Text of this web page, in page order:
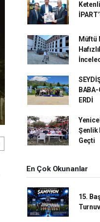
Müftü
ERDİ
Şenlik
Geçti
En Çok Okunanlar
15.